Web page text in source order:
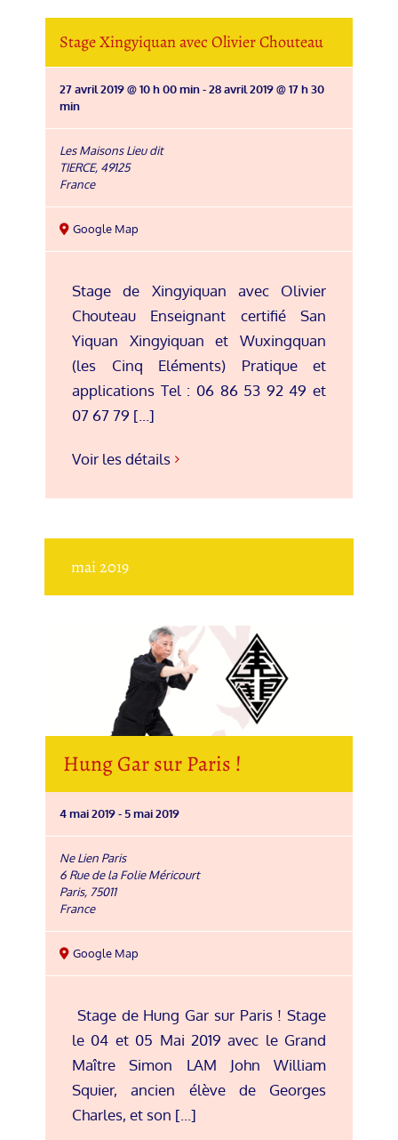
Stage Xingyiquan avec Olivier Chouteau
27 avril 2019 @ 10 h 00 min-28 avril 2019 @ 17 h 30
min
Les Maisons Lieu dit
TIERCE, 49125
France
Google Map
Stage de Xingyiquan avec Olivier
Chouteau Enseignant certifié San
Yiquan Xingyiquan et Wuxingquan
(les Cinq Eléments) Pratique et
applications Tel : 06 86 53 92 49 et
07 67 79 [...]
Voir les détails
mai 2019
Hung Gar sur Paris !
4 mai 2019- 5 mai 2019
Ne Lien Paris
6 Rue de la Folie Méricourt
Paris, 75011
France
Google Map
Stage de Hung Gar sur Paris ! Stage
le 04 et 05 Mai 2019 avec le Grand
Maître Simon LAM John William
Squier, ancien élève de Georges
Charles, et son [...]